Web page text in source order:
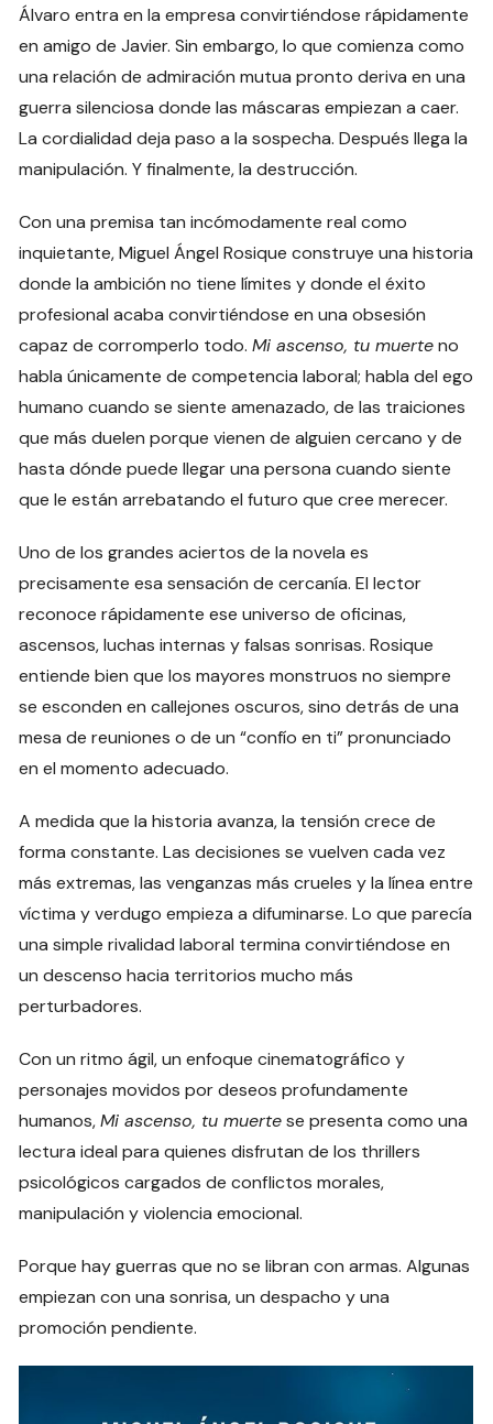
Álvaro entra en la empresa convirtiéndose rápidamente
en amigo de Javier. Sin embargo, lo que comienza como
una relación de admiración mutua pronto deriva en una
guerra silenciosa donde las máscaras empiezan a caer.
La cordialidad deja paso a la sospecha. Después llega la
manipulación. Y finalmente, la destrucción.
Con una premisa tan incómodamente real como
inquietante, Miguel Ángel Rosique construye una historia
donde la ambición no tiene límites y donde el éxito
profesional acaba convirtiéndose en una obsesión
capaz de corromperlo todo.Mi ascenso, tu muerteno
habla únicamente de competencia laboral; habla del ego
humano cuando se siente amenazado, de las traiciones
que más duelen porque vienen de alguien cercano y de
hasta dónde puede llegar una persona cuando siente
que le están arrebatando el futuro que cree merecer.
Uno de los grandes aciertos de la novela es
precisamente esa sensación de cercanía. El lector
reconoce rápidamente ese universo de oficinas,
ascensos, luchas internas y falsas sonrisas. Rosique
entiende bien que los mayores monstruos no siempre
se esconden en callejones oscuros, sino detrás de una
mesa de reuniones o de un “confío en ti” pronunciado
en el momento adecuado.
A medida que la historia avanza, la tensión crece de
forma constante. Las decisiones se vuelven cada vez
más extremas, las venganzas más crueles y la línea entre
víctima y verdugo empieza a difuminarse. Lo que parecía
una simple rivalidad laboral termina convirtiéndose en
un descenso hacia territorios mucho más
perturbadores.
Con un ritmo ágil, un enfoque cinematográfico y
personajes movidos por deseos profundamente
humanos,Mi ascenso, tu muertese presenta como una
lectura ideal para quienes disfrutan de los thrillers
psicológicos cargados de conflictos morales,
manipulación y violencia emocional.
Porque hay guerras que no se libran con armas. Algunas
empiezan con una sonrisa, un despacho y una
promoción pendiente.